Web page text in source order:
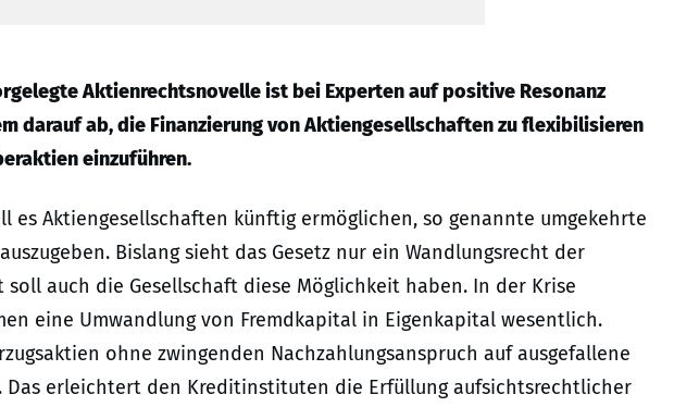
Aktienrechtsnovelle ist bei Experten auf positive Resonanz
darauf ab, die Finanzierung von Aktiengesellschaften zu flexibilisieren
einzuführen.
es Aktiengesellschaften künftig ermöglichen, so genannte umgekehrte
Bislang sieht das Gesetz nur ein Wandlungsrecht der
auch die Gesellschaft diese Möglichkeit haben. In der Krise
eine Umwandlung von Fremdkapital in Eigenkapital wesentlich.
ohne zwingenden Nachzahlungsanspruch auf ausgefallene
Das erleichtert den Kreditinstituten die Erfüllung aufsichtsrechtlicher